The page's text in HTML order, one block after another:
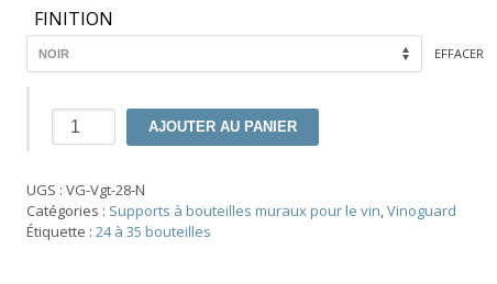
FINITION
EFFACER
quantité
Support
à
bouteilles
AJOUTER AU PANIER
UGS : VG-Vgt-28-N
Catégories : Supports à bouteilles muraux pour le vin,Vinoguard
Étiquette : 24 à 35 bouteilles